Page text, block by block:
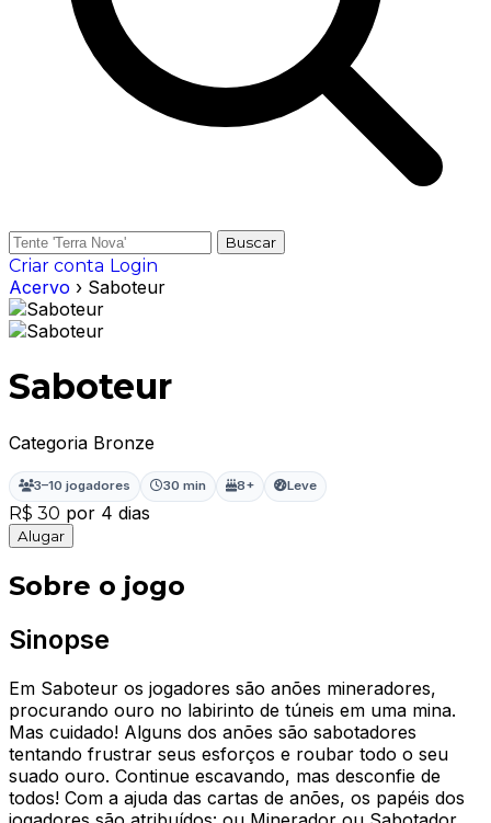
Buscar
Criar conta Login
Acervo › Saboteur
Saboteur
Categoria Bronze
3–10 jogadores 30 min 8+ Leve
R$ 30 por 4 dias
Alugar
Sobre o jogo
Sinopse
Em Saboteur os jogadores são anões mineradores,
procurando ouro no labirinto de túneis em uma mina.
Mas cuidado! Alguns dos anões são sabotadores
tentando frustrar seus esforços e roubar todo o seu
suado ouro. Continue escavando, mas desconfie de
todos! Com a ajuda das cartas de anões, os papéis dos